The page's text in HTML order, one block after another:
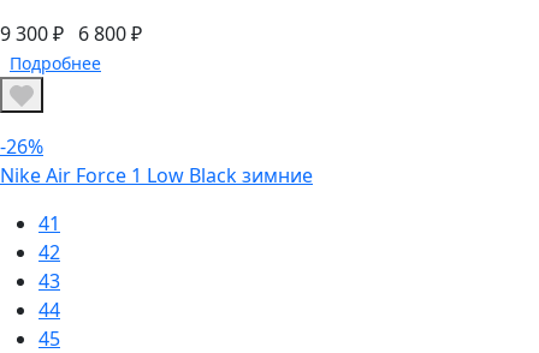
9 300 ₽ 6 800 ₽
Подробнее
-26%
Nike Air Force 1 Low Black зимние
41
42
43
44
45